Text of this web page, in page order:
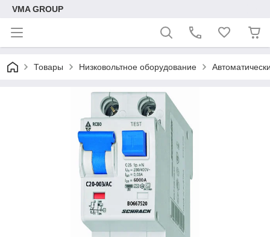
VMA GROUP
Товары Низковольтное оборудование